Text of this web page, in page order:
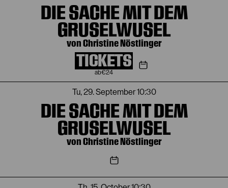
DIE SACHE MIT DEM
GRUSELWUSEL
von Christine Nöstlinger
TICKETS
€24
Tu, 29. September10:30
DIE SACHE MIT DEM
GRUSELWUSEL
von Christine Nöstlinger